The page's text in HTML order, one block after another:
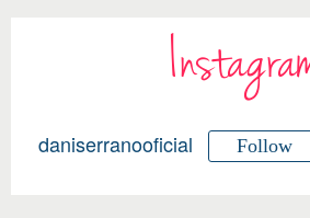
daniserranooficial Follow